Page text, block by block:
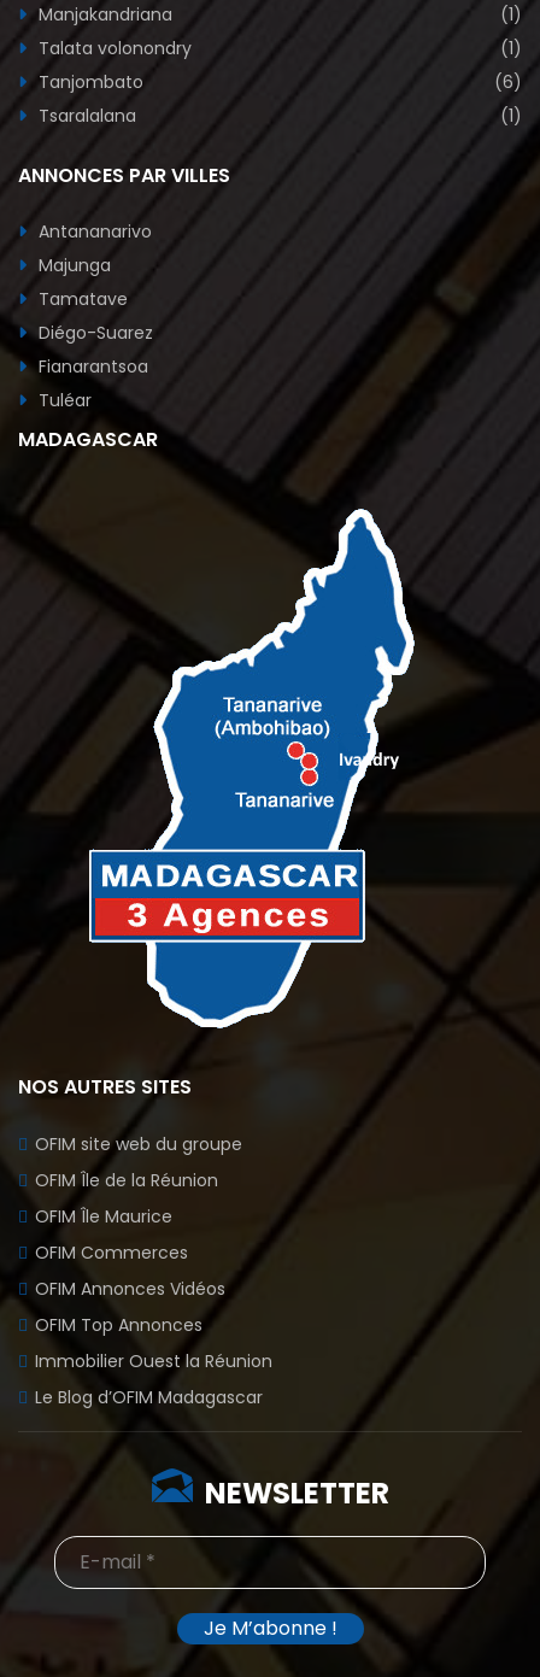
Manjakandriana
(1)
Talata volonondry
(1)
Tanjombato
(6)
Tsaralalana
(1)
ANNONCES PAR VILLES
Antananarivo
Majunga
Tamatave
Diégo-Suarez
Fianarantsoa
Tuléar
MADAGASCAR
NOS AUTRES SITES
OFIM site web du groupe
OFIM Île de la Réunion
OFIM Île Maurice
OFIM Commerces
OFIM Annonces Vidéos
OFIM Top Annonces
Immobilier Ouest la Réunion
Le Blog d’OFIM Madagascar
NEWSLETTER